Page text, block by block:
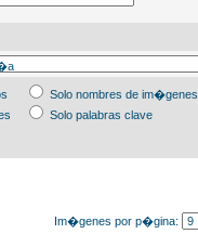
Solo nombres de im�genes
Solo palabras clave
Im�genes por p�gina: